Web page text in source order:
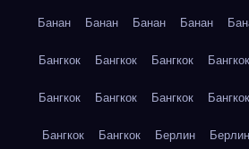
Банан Банан Банан Банан
Бангкок Бангкок Бангкок Бангкок
Бангкок Бангкок Бангкок Бангкок
Бангкок Бангкок Берлин Берлин